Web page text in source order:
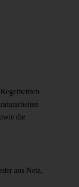
die
ans Netz,